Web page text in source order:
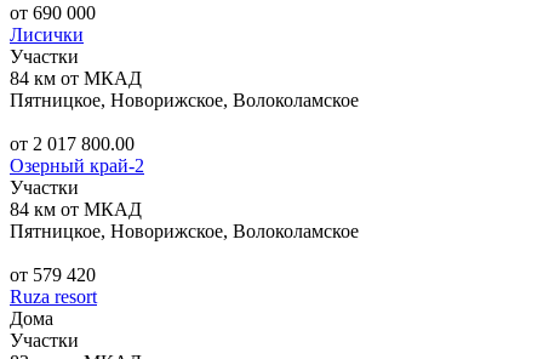
от 690 000
Лисички
Участки
84 км от МКАД
Пятницкое, Новорижское, Волоколамское
от 2 017 800.00
Озерный край-2
Участки
84 км от МКАД
Пятницкое, Новорижское, Волоколамское
от 579 420
Ruza resort
Дома
Участки